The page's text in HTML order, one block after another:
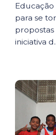
para se
propostas
iniciativa